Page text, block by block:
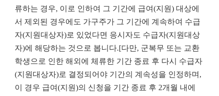
류하는 경우, 이로 인하여 그 기간에 급여(지원) 대상에
서 제외된 경우에도 가구주가 그 기간에 계속하여 수급
자(지원대상자)로 있었다면 응시자도 수급자(지원대상
자)에 해당하는 것으로 봅니다.[다만, 군복무 또는 교환
학생으로 인한 해외에 체류한 기간 종료 후 다시 수급자
(지원대상자)로 결정되어야 기간의 계속성을 인정하며,
이 경우 급여(지원)의 신청을 기간 종료 후 2개월 내에